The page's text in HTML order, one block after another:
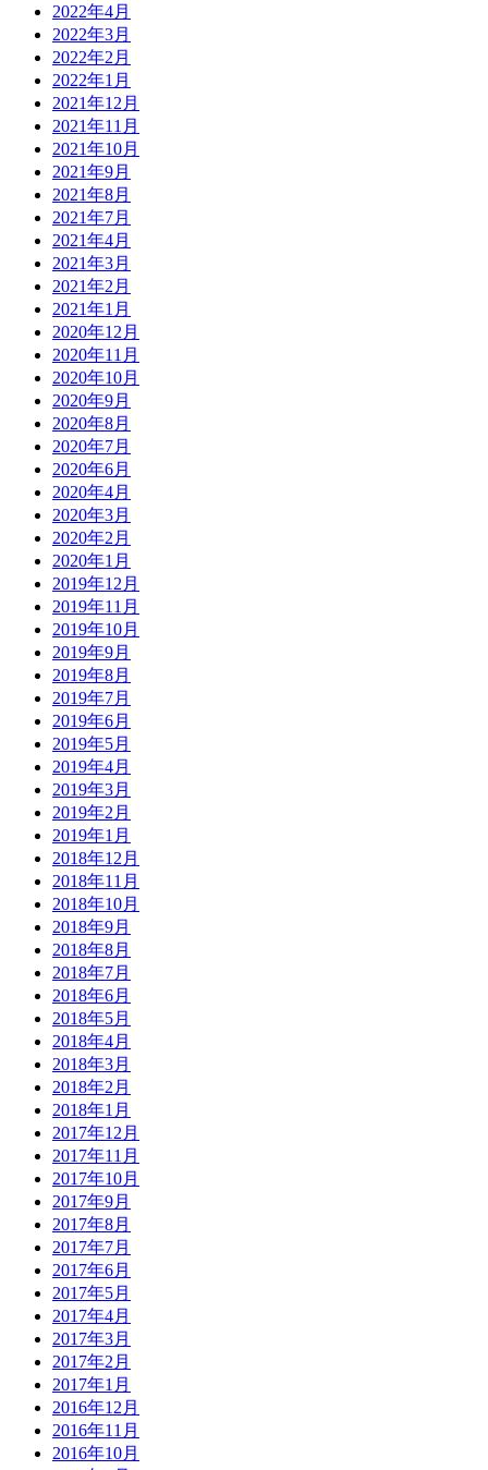
2022年4月
2022年3月
2022年2月
2022年1月
2021年12月
2021年11月
2021年10月
2021年9月
2021年8月
2021年7月
2021年4月
2021年3月
2021年2月
2021年1月
2020年12月
2020年11月
2020年10月
2020年9月
2020年8月
2020年7月
2020年6月
2020年4月
2020年3月
2020年2月
2020年1月
2019年12月
2019年11月
2019年10月
2019年9月
2019年8月
2019年7月
2019年6月
2019年5月
2019年4月
2019年3月
2019年2月
2019年1月
2018年12月
2018年11月
2018年10月
2018年9月
2018年8月
2018年7月
2018年6月
2018年5月
2018年4月
2018年3月
2018年2月
2018年1月
2017年12月
2017年11月
2017年10月
2017年9月
2017年8月
2017年7月
2017年6月
2017年5月
2017年4月
2017年3月
2017年2月
2017年1月
2016年12月
2016年11月
2016年10月